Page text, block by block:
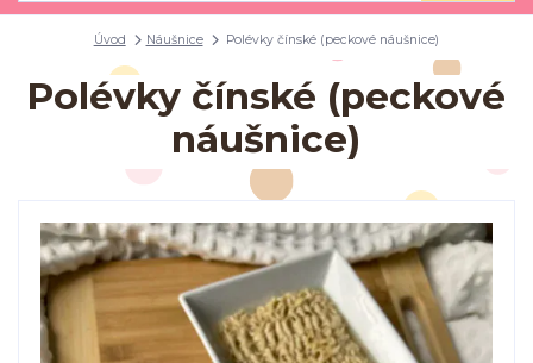
Úvod Náušnice Polévky čínské (peckové náušnice)
Polévky čínské (peckové
náušnice)